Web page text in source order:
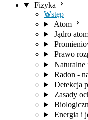
Fizyka
Wstęp
Atom
Jądro
Prawo
Naturalne
Radon -
Detekcja
Zasady
Energia i